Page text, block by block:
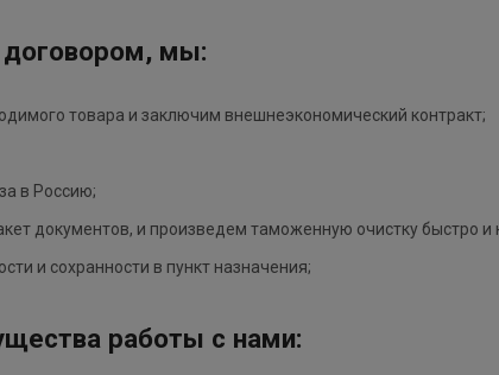
договором, мы:
товара и заключим внешнеэкономический контракт;
в Россию;
документов, и произведем таможенную очистку быстро и
и сохранности в пункт назначения;
работы с нами: